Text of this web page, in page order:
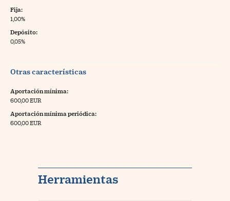
Fija:
1,00%
Depósito:
0,05%
Otras características
Aportación mínima:
600,00 EUR
Aportación mínima periódica:
600,00 EUR
Herramientas